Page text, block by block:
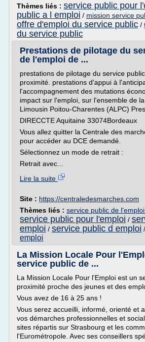
Thèmes liés : service public pour
public a l emploi / mission service
offre d'emploi du service public /
du service public
Prestations de pilotage du
de l'emploi de ...
prestations de pilotage du service
proximité. prestations d'appui à
l'accompagnement des mutations
impact sur l'emploi, sur l'ensemble de
Limousin Poitou-Charentes (ALPC)
DIRECCTE Aquitaine 33074Bordeaux
Vous allez quitter la Centrale des
pour accéder au DCE demandé.
Sélectionnez un mode de retrait :
Retrait avec...
Lire la suite
Site : https://centraledesmarches.com
Thèmes liés : service public de
service public pour l'emploi /
emploi / service public d emploi /
emploi
La Mission Locale Pour
service public de ...
La Mission Locale Pour l'Emploi est un
proximité proche des jeunes et des
Vous avez de 16 à 25 ans !
Vous serez accueilli, informé, orienté et
vos démarches professionnelles et
sites répartis sur Strasbourg et les
l'Eurométropole. Avec ses conseillers